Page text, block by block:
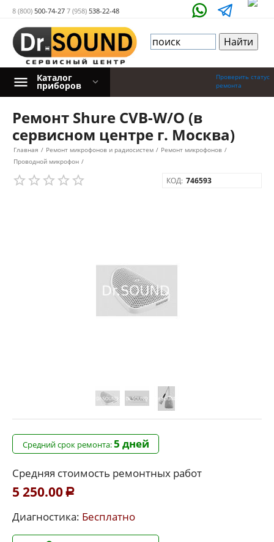
8 (800) 500-74-27 7 (958) 538-22-48
Проверить статус
ремонта
Каталог
приборов
Ремонт Shure CVB-W/O (в
сервисном центре г. Москва)
Главная / Ремонт микрофонов и радиосистем / Ремонт микрофонов /
Проводной микрофон /
КОД: 746593
Средний срок ремонта:5 дней
Средняя стоимость ремонтных работ
5 250.00 Р
Диагностика: Бесплатно